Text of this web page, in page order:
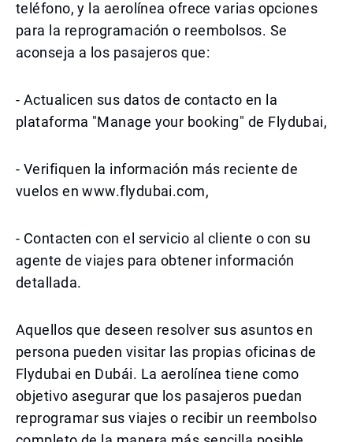
teléfono, y la aerolínea ofrece varias opciones
para la reprogramación o reembolsos. Se
aconseja a los pasajeros que:
- Actualicen sus datos de contacto en la
plataforma "Manage your booking" de Flydubai,
- Verifiquen la información más reciente de
vuelos en www.flydubai.com,
- Contacten con el servicio al cliente o con su
agente de viajes para obtener información
detallada.
Aquellos que deseen resolver sus asuntos en
persona pueden visitar las propias oficinas de
Flydubai en Dubái. La aerolínea tiene como
objetivo asegurar que los pasajeros puedan
reprogramar sus viajes o recibir un reembolso